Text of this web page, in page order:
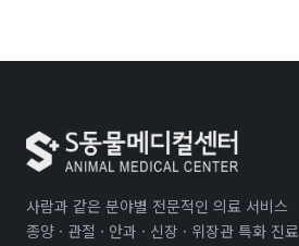
사람과 같은 분야별 전문적인 의료 서비스
종양 · 관절 · 안과 · 신장 · 위장관 특화 진료